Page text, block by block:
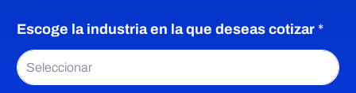
o
p
e
Escoge la industria en la que deseas cotizar *
Seleccionar